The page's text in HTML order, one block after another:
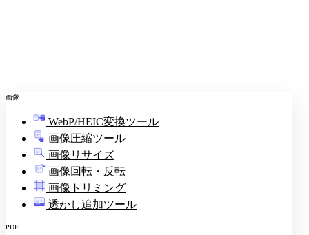
画像
WebP/HEIC変換ツール
画像圧縮ツール
画像リサイズ
画像回転・反転
画像トリミング
透かし追加ツール
PDF